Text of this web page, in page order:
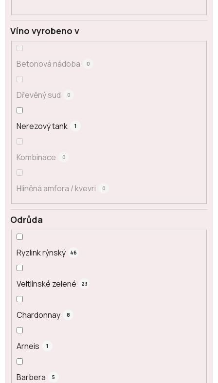
Odrůda
Ryzlink rýnský 46
Veltlínské zelené 23
Chardonnay 8
Arneis 1
Barbera 5
Víno vyrobeno v
Betonová nádoba 0
Dřevěný sud 0
Nerezový tank 1
Kombinace 0
Hliněná amfora / kvevri 0